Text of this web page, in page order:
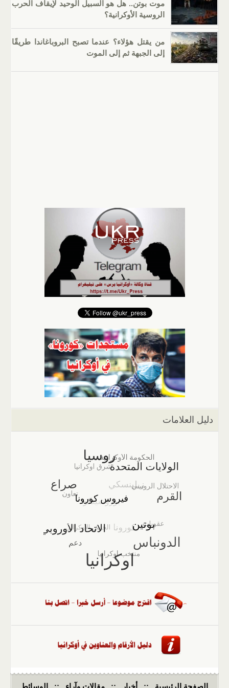
موت بوتن.. هل هو السبيل الوحيد لإيقاف الحرب
الروسية الأوكرانية؟
من يقتل هؤلاء؟ عندما تصبح البروباغاندا طريقًا
إلى الجبهة ثم إلى الموت
دليل العلامات
الصفحة الرئيسية :: أخبار :: مقالات وآراء :: الوسائط